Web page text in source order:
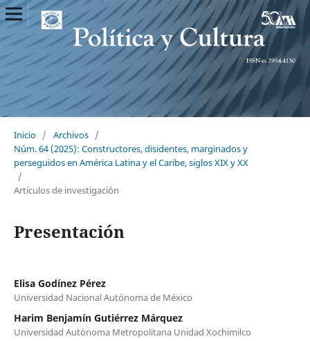
Inicio / Archivos /
Núm. 64 (2025): Constructores, disidentes, marginados y
perseguidos en América Latina y el Caribe, siglos XIX y XX
/
Artículos de investigación
Presentación
Elisa Godínez Pérez
Universidad Nacional Autónoma de México
Harim Benjamín Gutiérrez Márquez
Universidad Autónoma Metropolitana Unidad Xochimilco